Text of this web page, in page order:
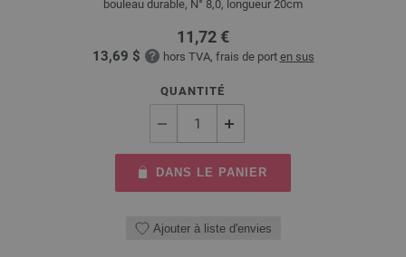
bouleau durable, N° 8,0, longueur 20cm
11,72 €
13,69 $ hors TVA, frais de port en sus
QUANTITÉ
DANS LE PANIER
Ajouter à liste d'envies